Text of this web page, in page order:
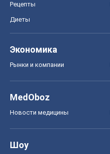
Рецепты
Диеты
Экономика
Рынки и компании
MedOboz
Новости медицины
Шоу